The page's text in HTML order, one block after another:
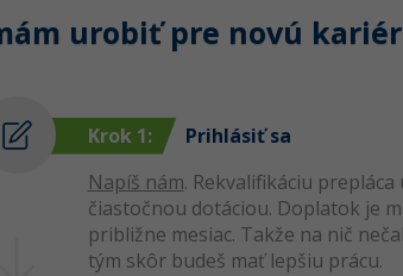
urobiť pre novú
Krok 1:
Prihlásiť sa
Napíš nám. Rekvalifikáciu
čiastočnou dotáciou. Doplatok je
približne mesiac. Takže na nič
tým skôr budeš mať lepšiu prácu.